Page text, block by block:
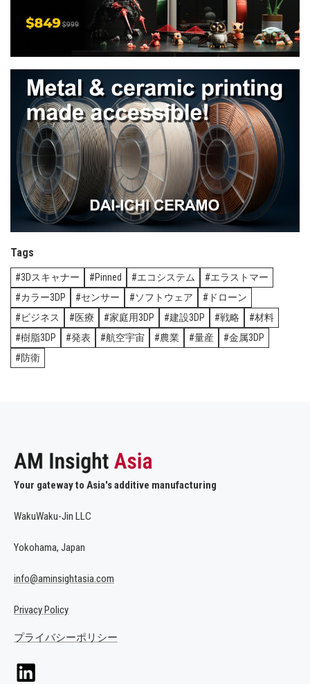
Tags
3Dスキャナー Pinned エコシステム
エラストマー
カラー3DP
センサー ソフトウェア
ドローン
ビジネス
医療 家庭用3DP 建設3DP 戦略
材料
樹脂3DP
発表 航空宇宙 農業 量産
金属3DP
防衛
Your gateway to Asia's additive manufacturing
WakuWaku-Jin LLC
Yokohama, Japan
info@aminsightasia.com
Privacy Policy
プライバシーポリシー